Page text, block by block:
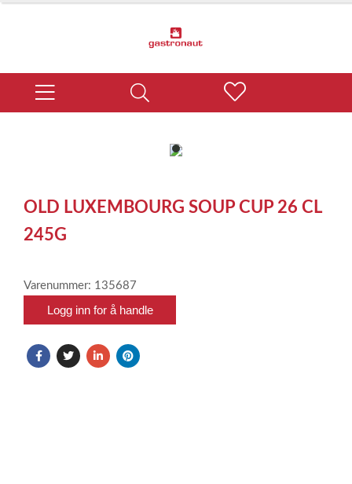
item
of
1
OLD LUXEMBOURG SOUP CUP 26 CL
245G
Varenummer: 135687
Logg inn for å handle